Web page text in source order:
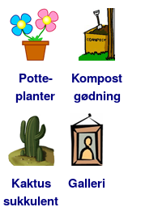
Potte-
planter
Kompost
gødning
Kaktus
sukkulent
Galleri